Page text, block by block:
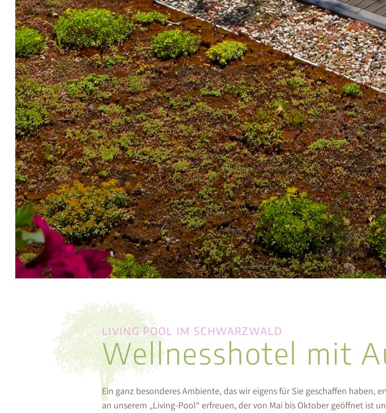
LIVING POOL IM SCHWARZWALD
Wellnesshotel mit
Ein ganz besonderes Ambiente, das wir eigens für Sie geschaffen haben,
an unserem „Living-Pool“ erfreuen, der von Mai bis Oktober geöffnet ist